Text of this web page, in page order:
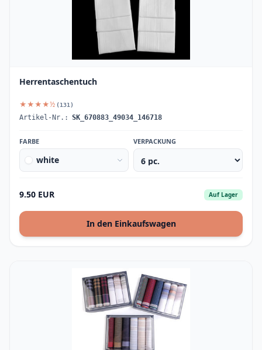
Herrentaschentuch
★★★★½ (131)
Artikel-Nr.: SK_670883_49034_146718
FARBE
white
VERPACKUNG
9.50 EUR Auf Lager
In den Einkaufswagen